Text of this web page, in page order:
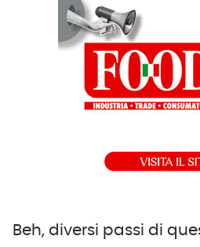
Beh, diversi passi di